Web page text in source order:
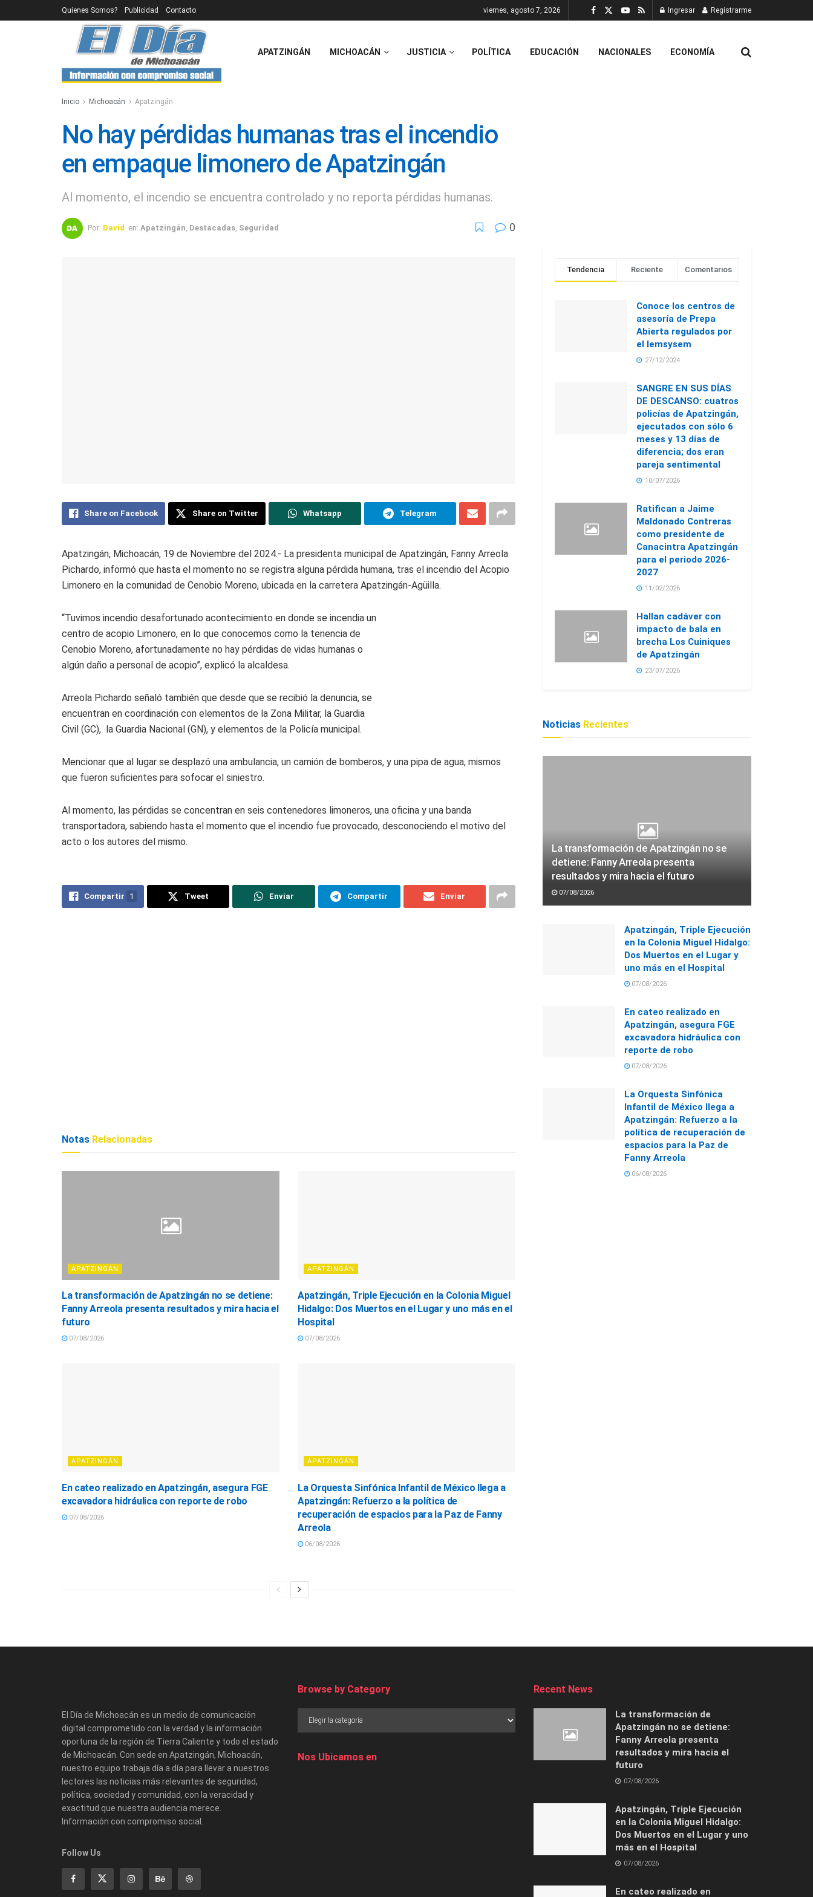
Quienes Somos? Publicidad Contacto viernes, agosto 7, 2026 Ingresar Registrarme
APATZINGÁN MICHOACÁN JUSTICIA POLÍTICA EDUCACIÓN NACIONALES ECONOMÍA
Inicio Michoacán Apatzingán
No hay pérdidas humanas tras el incendio
en empaque limonero de Apatzingán
Al momento, el incendio se encuentra controlado y no reporta pérdidas humanas.
Por: David en: Apatzingán Destacadas Seguridad 0
Share on Facebook Share on Twitter Whatsapp Telegram
Apatzingán, Michoacán, 19 de Noviembre del 2024.- La presidenta municipal de Apatzingán, Fanny Arreola
Pichardo, informó que hasta el momento no se registra alguna pérdida humana, tras el incendio del Acopio
Limonero en la comunidad de Cenobio Moreno, ubicada en la carretera Apatzingán-Agüilla.
“Tuvimos incendio desafortunado acontecimiento en donde se incendia un
centro de acopio Limonero, en lo que conocemos como la tenencia de
Cenobio Moreno, afortunadamente no hay pérdidas de vidas humanas o
algún daño a personal de acopio”, explicó la alcaldesa.
Arreola Pichardo señaló también que desde que se recibió la denuncia, se
encuentran en coordinación con elementos de la Zona Militar, la Guardia
Civil (GC), la Guardia Nacional (GN), y elementos de la Policía municipal.
Mencionar que al lugar se desplazó una ambulancia, un camión de bomberos, y una pipa de agua, mismos
que fueron suficientes para sofocar el siniestro.
Al momento, las pérdidas se concentran en seis contenedores limoneros, una oficina y una banda
transportadora, sabiendo hasta el momento que el incendio fue provocado, desconociendo el motivo del
acto o los autores del mismo.
Compartir 1 Tweet Enviar Compartir Enviar
Notas Relacionadas
APATZINGÁN
La transformación de Apatzingán no se detiene:
Fanny Arreola presenta resultados y mira hacia el
futuro
07/08/2026
APATZINGÁN
Apatzingán, Triple Ejecución en la Colonia Miguel
Hidalgo: Dos Muertos en el Lugar y uno más en el
Hospital
07/08/2026
APATZINGÁN
En cateo realizado en Apatzingán, asegura FGE
excavadora hidráulica con reporte de robo
07/08/2026
APATZINGÁN
La Orquesta Sinfónica Infantil de México llega a
Apatzingán: Refuerzo a la política de
recuperación de espacios para la Paz de Fanny
Arreola
06/08/2026
Tendencia Reciente Comentarios
Conoce los centros de
asesoría de Prepa
Abierta regulados por
el Iemsysem
27/12/2024
SANGRE EN SUS DÍAS
DE DESCANSO: cuatros
policías de Apatzingán,
ejecutados con sólo 6
meses y 13 días de
diferencia; dos eran
pareja sentimental
10/07/2026
Ratifican a Jaime
Maldonado Contreras
como presidente de
Canacintra Apatzingán
para el periodo 2026-
2027
11/02/2026
Hallan cadáver con
impacto de bala en
brecha Los Cuiniques
de Apatzingán
23/07/2026
Noticias Recientes
La transformación de Apatzingán no se
detiene: Fanny Arreola presenta
resultados y mira hacia el futuro
07/08/2026
Apatzingán, Triple Ejecución
en la Colonia Miguel Hidalgo:
Dos Muertos en el Lugar y
uno más en el Hospital
07/08/2026
En cateo realizado en
Apatzingán, asegura FGE
excavadora hidráulica con
reporte de robo
07/08/2026
La Orquesta Sinfónica
Infantil de México llega a
Apatzingán: Refuerzo a la
política de recuperación de
espacios para la Paz de
Fanny Arreola
06/08/2026
El Día de Michoacán es un medio de comunicación
digital comprometido con la verdad y la información
oportuna de la región de Tierra Caliente y todo el estado
de Michoacán. Con sede en Apatzingán, Michoacán,
nuestro equipo trabaja día a día para llevar a nuestros
lectores las noticias más relevantes de seguridad,
política, sociedad y comunidad, con la veracidad y
exactitud que nuestra audiencia merece.
Información con compromiso social.
Follow Us
Browse by Category
Nos Ubicamos en
Recent News
La transformación de
Apatzingán no se detiene:
Fanny Arreola presenta
resultados y mira hacia el
futuro
07/08/2026
Apatzingán, Triple Ejecución
en la Colonia Miguel Hidalgo:
Dos Muertos en el Lugar y uno
más en el Hospital
07/08/2026
En cateo realizado en